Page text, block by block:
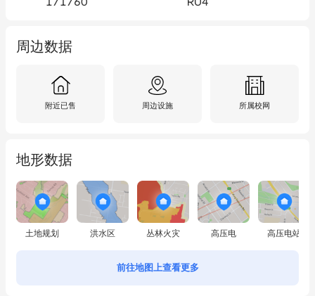
周边数据
附近已售 周边设施 所属校网
地形数据
土地规划 洪水区 丛林火灾 高压电 高压电站
前往地图上查看更多